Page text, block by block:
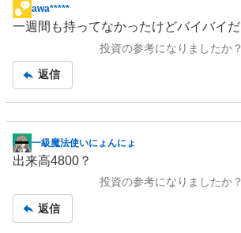
掲
事
awa*****
一週間も持ってなかったけどバイバイだ
投資の参考になりましたか？
返信
掲
示
事
一級魔法使いにょんにょ
出来高4800？
投資の参考になりましたか？
返信